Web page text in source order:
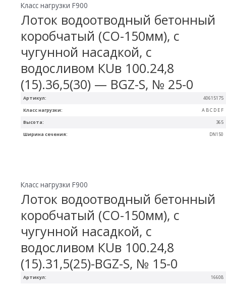
Артикул: 40615175
Ширина сечения: DN150
Высота: 365
Класс нагрузки: A B C D E F
Класс нагрузки F900
Лоток водоотводный бетонный
коробчатый (СО-150мм), с
чугунной насадкой, с
водосливом КUв 100.24,8
(15).36,5(30) — BGZ-S, № 25-0
Артикул: 16608
Класс нагрузки F900
Лоток водоотводный бетонный
коробчатый (СО-150мм), с
чугунной насадкой, с
водосливом КUв 100.24,8
(15).31,5(25)-BGZ-S, № 15-0